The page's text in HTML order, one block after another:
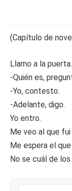
(Capítulo de
Llamo a la puerta.
-Quién es,
-Yo, contesto.
-Adelante, digo.
Yo entro.
Me veo al que
Me espera el que
No se cuál de